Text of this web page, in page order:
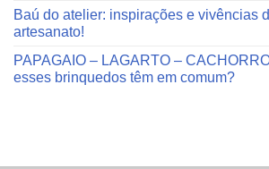
Baú do atelier: inspirações e vivências
artesanato!
PAPAGAIO – LAGARTO –
esses brinquedos têm em comum?